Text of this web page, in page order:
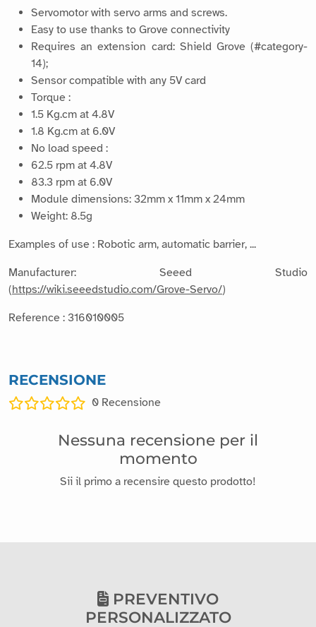
Servomotor with servo arms and screws.
Easy to use thanks to Grove connectivity
Requires an extension card: Shield Grove (#category-
14);
Sensor compatible with any 5V card
Torque :
1.5 Kg.cm at 4.8V
1.8 Kg.cm at 6.0V
No load speed :
62.5 rpm at 4.8V
83.3 rpm at 6.0V
Module dimensions: 32mm x 11mm x 24mm
Weight: 8.5g
Examples of use : Robotic arm, automatic barrier, ...
Manufacturer: Seeed Studio
(https://wiki.seeedstudio.com/Grove-Servo/)
Reference : 316010005
RECENSIONE
0 Recensione
Nessuna recensione per il
momento
Sii il primo a recensire questo prodotto!
PREVENTIVO
PERSONALIZZATO